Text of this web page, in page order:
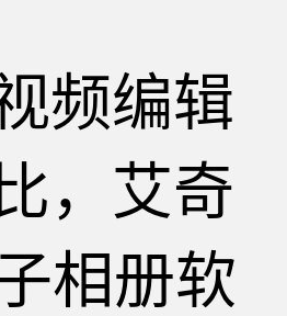
频编辑
，艾奇
相册软